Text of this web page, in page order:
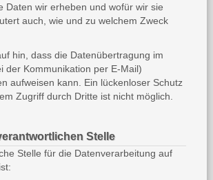
Daten wir erheben und wofür wir sie
auch, wie und zu welchem Zweck
hin, dass die Datenübertragung im
der Kommunikation per E-Mail)
aufweisen kann. Ein lückenloser Schutz
Zugriff durch Dritte ist nicht möglich.
Stelle
Stelle für die Datenverarbeitung auf